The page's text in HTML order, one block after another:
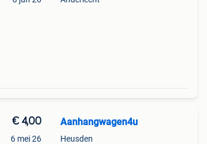
€ 4,00
6 mei 26
Aanhangwagen4u
Heusden